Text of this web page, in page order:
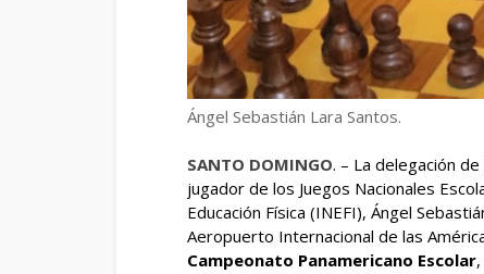
Ángel Sebastián Lara Santos.
SANTO DOMINGO. – La delegación
jugador de los Juegos Nacionales
Educación Física (INEFI), Ángel
Aeropuerto Internacional de las
Campeonato Panamericano Escolar